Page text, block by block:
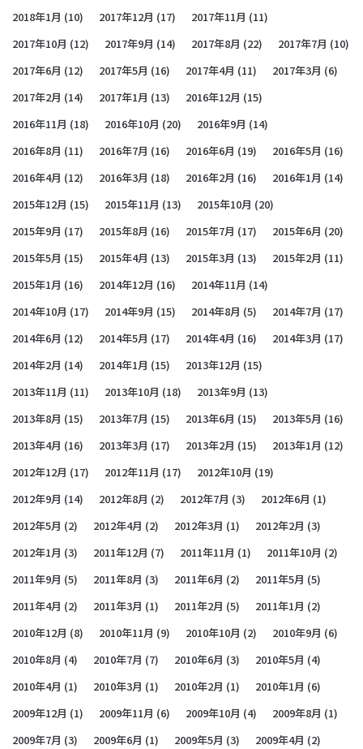
2018年1月 (10) 2017年12月 (17) 2017年11月 (11)
2017年10月 (12) 2017年9月 (14) 2017年8月 (22) 2017年7月 (10)
2017年6月 (12) 2017年5月 (16) 2017年4月 (11) 2017年3月 (6)
2017年2月 (14) 2017年1月 (13) 2016年12月 (15)
2016年11月 (18) 2016年10月 (20) 2016年9月 (14)
2016年8月 (11) 2016年7月 (16) 2016年6月 (19) 2016年5月 (16)
2016年4月 (12) 2016年3月 (18) 2016年2月 (16) 2016年1月 (14)
2015年12月 (15) 2015年11月 (13) 2015年10月 (20)
2015年9月 (17) 2015年8月 (16) 2015年7月 (17) 2015年6月 (20)
2015年5月 (15) 2015年4月 (13) 2015年3月 (13) 2015年2月 (11)
2015年1月 (16) 2014年12月 (16) 2014年11月 (14)
2014年10月 (17) 2014年9月 (15) 2014年8月 (5) 2014年7月 (17)
2014年6月 (12) 2014年5月 (17) 2014年4月 (16) 2014年3月 (17)
2014年2月 (14) 2014年1月 (15) 2013年12月 (15)
2013年11月 (11) 2013年10月 (18) 2013年9月 (13)
2013年8月 (15) 2013年7月 (15) 2013年6月 (15) 2013年5月 (16)
2013年4月 (16) 2013年3月 (17) 2013年2月 (15) 2013年1月 (12)
2012年12月 (17) 2012年11月 (17) 2012年10月 (19)
2012年9月 (14) 2012年8月 (2) 2012年7月 (3) 2012年6月 (1)
2012年5月 (2) 2012年4月 (2) 2012年3月 (1) 2012年2月 (3)
2012年1月 (3) 2011年12月 (7) 2011年11月 (1) 2011年10月 (2)
2011年9月 (5) 2011年8月 (3) 2011年6月 (2) 2011年5月 (5)
2011年4月 (2) 2011年3月 (1) 2011年2月 (5) 2011年1月 (2)
2010年12月 (8) 2010年11月 (9) 2010年10月 (2) 2010年9月 (6)
2010年8月 (4) 2010年7月 (7) 2010年6月 (3) 2010年5月 (4)
2010年4月 (1) 2010年3月 (1) 2010年2月 (1) 2010年1月 (6)
2009年12月 (1) 2009年11月 (6) 2009年10月 (4) 2009年8月 (1)
2009年7月 (3) 2009年6月 (1) 2009年5月 (3) 2009年4月 (2)